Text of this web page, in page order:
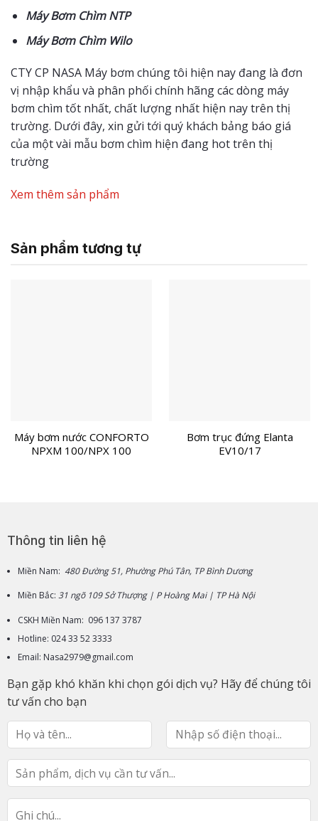
Máy Bơm Chìm NTP
Máy Bơm Chìm Wilo
CTY CP NASA Máy bơm chúng tôi hiện nay đang là đơn
vị nhập khẩu và phân phối chính hãng các dòng máy
bơm chìm tốt nhất, chất lượng nhất hiện nay trên thị
trường. Dưới đây, xin gửi tới quý khách bảng báo giá
của một vài mẫu bơm chìm hiện đang hot trên thị
trường
Xem thêm sản phẩm
Sản phẩm tương tự
Máy bơm nước CONFORTO
NPXM 100/NPX 100
Bơm trục đứng Elanta
EV10/17
Thông tin liên hệ
Miền Nam: 480 Đường 51, Phường Phú Tân, TP Bình Dương
Miền Bắc: 31 ngõ 109 Sở Thượng | P Hoàng Mai | TP Hà Nội
CSKH Miền Nam: 096 137 3787
Hotline: 024 33 52 3333
Email: Nasa2979@gmail.com
Bạn gặp khó khăn khi chọn gói dịch vụ? Hãy để chúng tôi
tư vấn cho bạn